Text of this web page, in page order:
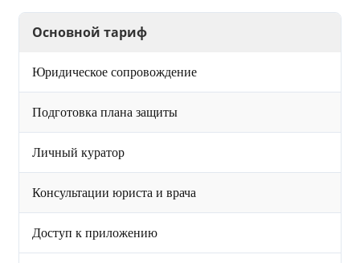
Основной тариф
Юридическое сопровождение
Подготовка плана защиты
Личный куратор
Консультации юриста и врача
Доступ к приложению